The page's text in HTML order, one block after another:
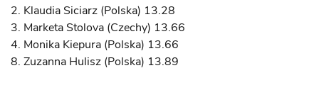
2. Klaudia Siciarz (Polska) 13.28
3. Marketa Stolova (Czechy) 13.66
4. Monika Kiepura (Polska) 13.66
8. Zuzanna Hulisz (Polska) 13.89